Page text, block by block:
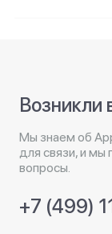
Возникли
Мы знаем об
для связи, и мы
вопросы.
+7 (499)